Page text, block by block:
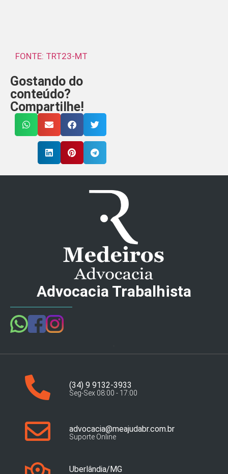
FONTE: TRT23-MT
Gostando do
conteúdo?
Compartilhe!
Advocacia Trabalhista
(34) 9 9132-3933
Seg-Sex 08:00 - 17:00
advocacia@meajudabr.com.br
Suporte Online
Uberlândia/MG